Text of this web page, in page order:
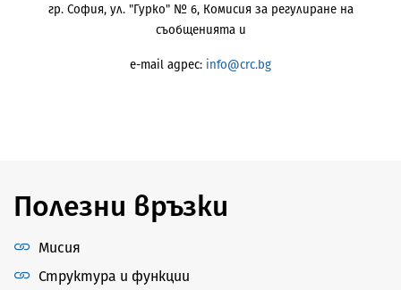
гр. София, ул. "Гурко" № 6, Комисия за регулиране на
съобщенията и
e-mail адрес: info@crc.bg
Полезни връзки
Мисия
Структура и функции